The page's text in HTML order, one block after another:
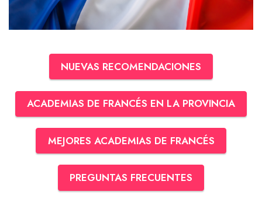
NUEVAS RECOMENDACIONES
ACADEMIAS DE FRANCÉS EN LA PROVINCIA
MEJORES ACADEMIAS DE FRANCÉS
PREGUNTAS FRECUENTES